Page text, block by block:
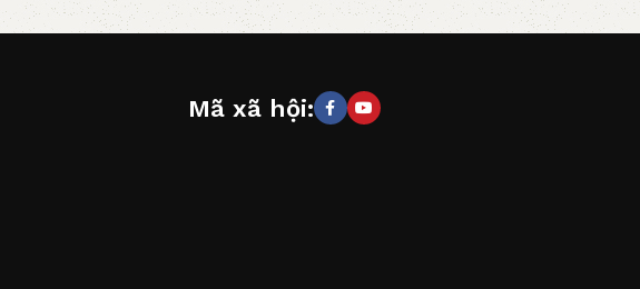
Mã xã hội: